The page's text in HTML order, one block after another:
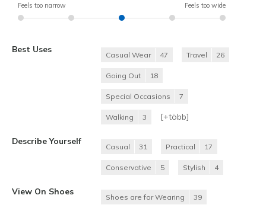
Feels too narrow Feels too wide
Best Uses
Casual Wear 47 Travel 26
Going Out 18
Special Occasions 7
Walking 3 [+több]
Describe Yourself
Casual 31 Practical 17
Conservative 5 Stylish 4
View On Shoes
Shoes are for Wearing 39